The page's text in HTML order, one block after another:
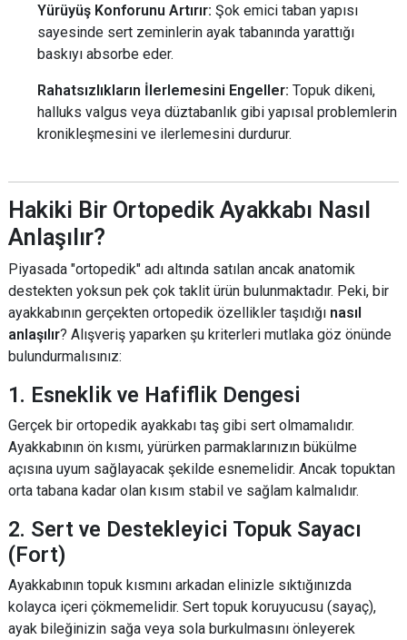
Yürüyüş Konforunu Artırır: Şok emici taban yapısı
sayesinde sert zeminlerin ayak tabanında yarattığı
baskıyı absorbe eder.
Rahatsızlıkların İlerlemesini Engeller: Topuk dikeni,
halluks valgus veya düztabanlık gibi yapısal problemlerin
kronikleşmesini ve ilerlemesini durdurur.
Hakiki Bir Ortopedik Ayakkabı Nasıl
Anlaşılır?
Piyasada "ortopedik" adı altında satılan ancak anatomik
destekten yoksun pek çok taklit ürün bulunmaktadır. Peki, bir
ayakkabının gerçekten ortopedik özellikler taşıdığı nasıl
anlaşılır? Alışveriş yaparken şu kriterleri mutlaka göz önünde
bulundurmalısınız:
1. Esneklik ve Hafiflik Dengesi
Gerçek bir ortopedik ayakkabı taş gibi sert olmamalıdır.
Ayakkabının ön kısmı, yürürken parmaklarınızın bükülme
açısına uyum sağlayacak şekilde esnemelidir. Ancak topuktan
orta tabana kadar olan kısım stabil ve sağlam kalmalıdır.
2. Sert ve Destekleyici Topuk Sayacı
(Fort)
Ayakkabının topuk kısmını arkadan elinizle sıktığınızda
kolayca içeri çökmemelidir. Sert topuk koruyucusu (sayaç),
ayak bileğinizin sağa veya sola burkulmasını önleyerek